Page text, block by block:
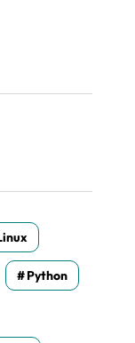
Python